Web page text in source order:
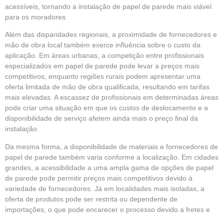
acessíveis, tornando a instalação de papel de parede mais viável
para os moradores.
Além das disparidades regionais, a proximidade de fornecedores e
mão de obra local também exerce influência sobre o custo da
aplicação. Em áreas urbanas, a competição entre profissionais
especializados em papel de parede pode levar a preços mais
competitivos, enquanto regiões rurais podem apresentar uma
oferta limitada de mão de obra qualificada, resultando em tarifas
mais elevadas. A escassez de profissionais em determinadas áreas
pode criar uma situação em que os custos de deslocamento e a
disponibilidade de serviço afetem ainda mais o preço final da
instalação.
Da mesma forma, a disponibilidade de materiais e fornecedores de
papel de parede também varia conforme a localização. Em cidades
grandes, a acessibilidade a uma ampla gama de opções de papel
de parede pode permitir preços mais competitivos devido à
variedade de fornecedores. Já em localidades mais isoladas, a
oferta de produtos pode ser restrita ou dependente de
importações, o que pode encarecer o processo devido a fretes e